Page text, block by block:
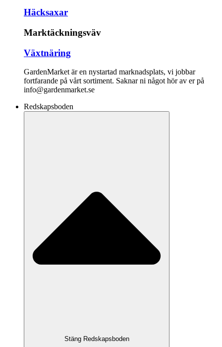
Häcksaxar
Marktäckningsväv
Växtnäring
GardenMarket är en nystartad marknadsplats, vi jobbar
fortfarande på vårt sortiment. Saknar ni något hör av er på
info@gardenmarket.se
Redskapsboden
Stäng Redskapsboden